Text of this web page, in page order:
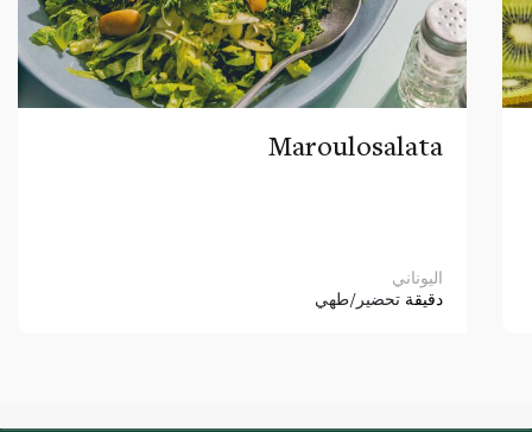
Maroulosalata
اليوناني
دقيقة تحضير/طهي